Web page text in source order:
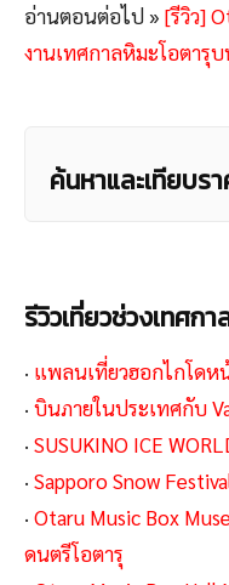
อ่านตอนต่อไป » [รีวิว]
งานเทศกาลหิมะโอตารุ
ค้นหาและเทียบร
รีวิวเที่ยวช่วงเทศก
· แพลนเที่ยวฮอกไกโดห
· บินภายในประเทศกับ
· SUSUKINO ICE
· Sapporo Snow
· Otaru Music Box
ดนตรีโอตารุ